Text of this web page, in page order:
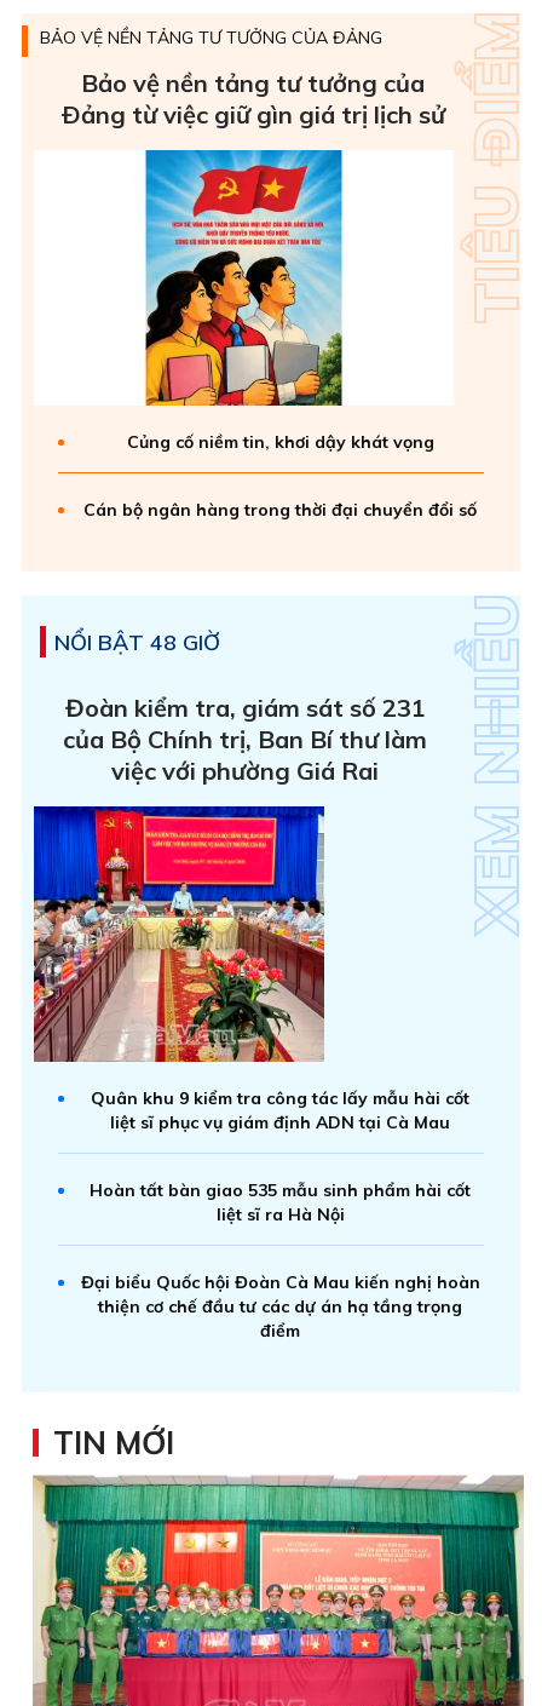
BẢO VỆ NỀN TẢNG TƯ TƯỞNG CỦA ĐẢNG
Bảo vệ nền tảng tư tưởng của
Ðảng từ việc giữ gìn giá trị lịch sử
Củng cố niềm tin, khơi dậy khát vọng
Cán bộ ngân hàng trong thời đại chuyển đổi số
NỔI BẬT 48 GIỜ
Đoàn kiểm tra, giám sát số 231
của Bộ Chính trị, Ban Bí thư làm
việc với phường Giá Rai
Quân khu 9 kiểm tra công tác lấy mẫu hài cốt
liệt sĩ phục vụ giám định ADN tại Cà Mau
Hoàn tất bàn giao 535 mẫu sinh phẩm hài cốt
liệt sĩ ra Hà Nội
Đại biểu Quốc hội Đoàn Cà Mau kiến nghị hoàn
thiện cơ chế đầu tư các dự án hạ tầng trọng
điểm
TIN MỚI